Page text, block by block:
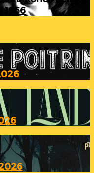
1966